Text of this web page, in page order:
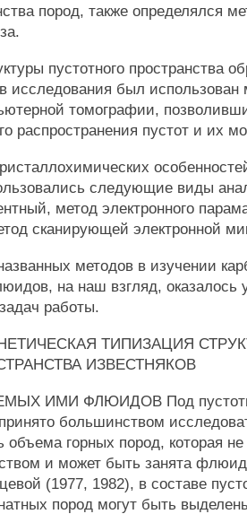
пород, также определялся
пустотного пространства
исследования был использован
томографии,
распространения пустот и их
следующие виды
метод электронного
сканирующей электронной
методов в изучении
на наш взгляд, оказалось
работы.
ТИПИЗАЦИЯ
ИЗВЕСТНЯКОВ
ИМИ ФЛЮИДОВ Под
большинством
объема горных пород, которая
и может быть занята
(1977, 1982), в составе
пород могут быть